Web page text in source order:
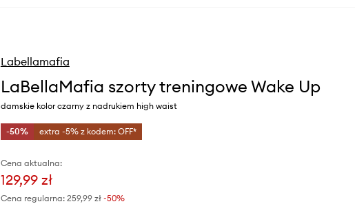
Labellamafia
LaBellaMafia szorty treningowe Wake Up
damskie kolor czarny z nadrukiem high waist
-50% extra -5% z kodem: OFF*
Cena aktualna:
129,99 zł
Cena regularna: 259,99 zł-50%